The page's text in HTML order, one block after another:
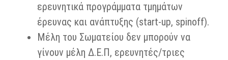
ερευνητικά προγράμματα τμημάτων
έρευνας και ανάπτυξης (start-up, spinoff).
Μέλη του Σωματείου δεν μπορούν να
γίνουν μέλη Δ.Ε.Π, ερευνητές/τριες